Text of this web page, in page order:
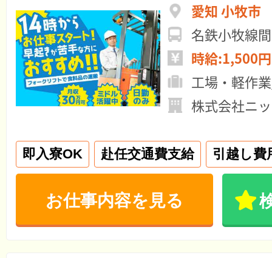
愛知 小牧市
名鉄小牧線
時給:1,500
工場・軽作
株式会社ニ
即入寮OK 赴任交通費支給 引越し費
お仕事内容を見る